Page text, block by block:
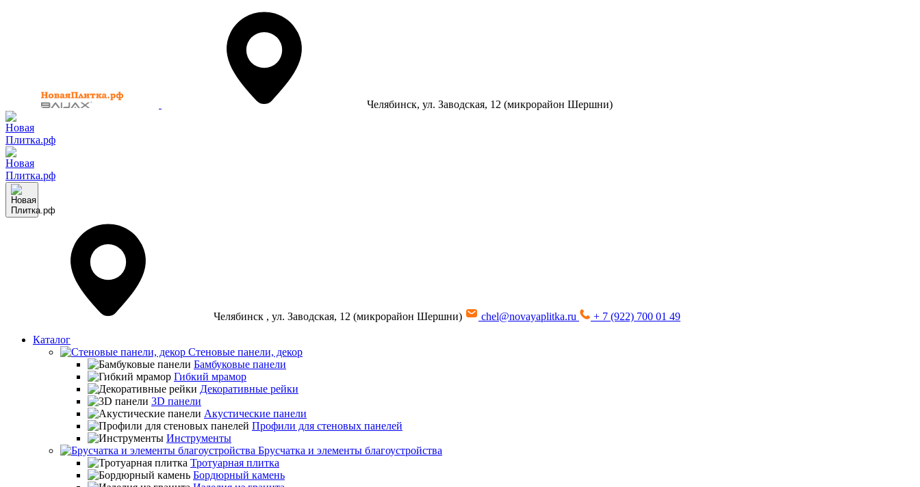
Челябинск, ул. Заводская, 12 (микрорайон Шершни)
Челябинск , ул. Заводская, 12 (микрорайон Шершни) chel@novayaplitka.ru
+ 7 (922) 700 01 49
Каталог
Стеновые панели, декор
Бамбуковые панели
Гибкий мрамор
Декоративные рейки
3D панели
Акустические панели
Профили для стеновых панелей
Инструменты
Брусчатка и элементы благоустройства
Тротуарная плитка
Бордюрный камень